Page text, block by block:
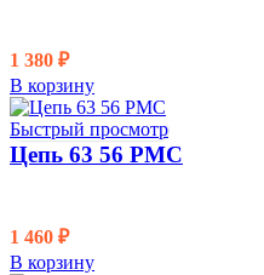
1 380 ₽
В корзину
Быстрый просмотр
Цепь 63 56 PMC
1 460 ₽
В корзину